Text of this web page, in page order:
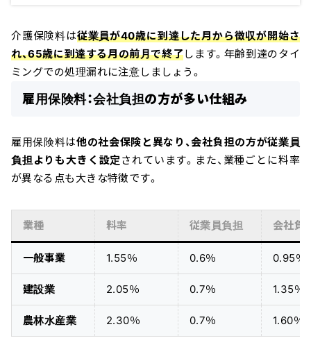
介護保険料は従業員が40歳に到達した月から徴収が開始さ
れ、65歳に到達する月の前月で終了します。年齢到達のタイ
ミングでの処理漏れに注意しましょう。
雇用保険料：会社負担の方が多い仕組み
雇用保険料は他の社会保険と異なり、会社負担の方が従業員
負担よりも大きく設定 されています。また、業種ごとに料率
が異なる点も大きな特徴です。
業種 料率 従業員負担 会社負
一般事業 1.55％ 0.6％ 0.95％
建設業 2.05％ 0.7％ 1.35％
農林水産業 2.30％ 0.7％ 1.60％